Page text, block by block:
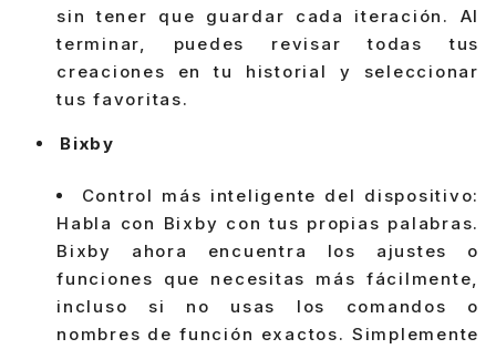
sin tener que guardar cada iteración. Al
terminar, puedes revisar todas tus
creaciones en tu historial y seleccionar
tus favoritas.
Bixby
Control más inteligente del dispositivo:
Habla con Bixby con tus propias palabras.
Bixby ahora encuentra los ajustes o
funciones que necesitas más fácilmente,
incluso si no usas los comandos o
nombres de función exactos. Simplemente